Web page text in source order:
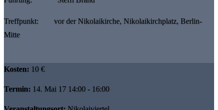
Treffpunkt: vor der Nikolaikirche, Nikolaikirchplatz, Berlin-
Mitte
Kosten: 10 €
Termin: 14. Mai 17 14:00 - 16:00